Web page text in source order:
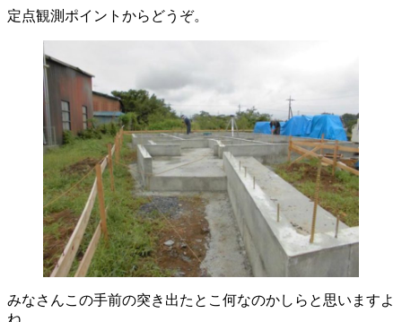
定点観測ポイントからどうぞ。
みなさんこの手前の突き出たとこ何なのかしらと思いますよ
ね。